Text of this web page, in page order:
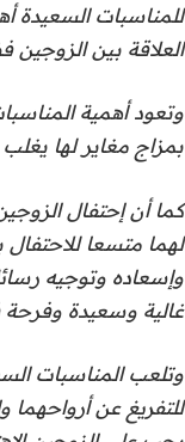
للمناسبات السعيدة
العلاقة بين
وتعود أهمية
بمزاج مغاير لها
كما أن إحتفال
لهما متسعا
وإسعاده وتوجيه
غالية وسعيدة وفرحة
وتلعب المناسبات
للتفريغ عن